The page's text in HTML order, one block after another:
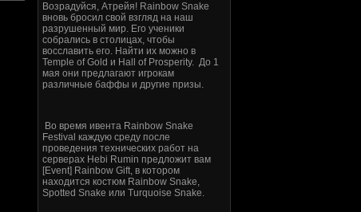
Возрадуйся, Атрейя! Rainbow Snake
вновь бросил свой взгляд на наш
разрушенный мир. Его ученики
собрались в столицах, чтобы
восславить его. Найти их можно в
Temple of Gold и Hall of Prosperity. До 1
мая они предлагают игрокам
различные баффы и другие призы.
Во время ивента Rainbow Snake
Festival каждую среду после
проведения технических работ на
серверах Hebi Rumin предложит вам
[Event] Rainbow Gift, в котором
находится костюм Rainbow Snake,
Spotted Snake или Turquoise Snake.